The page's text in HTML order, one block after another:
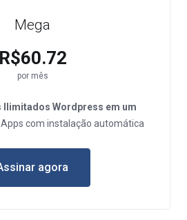
Mega
R$60.72
por mês
Ilimitados Wordpress em um
Apps com instalação automática
agora